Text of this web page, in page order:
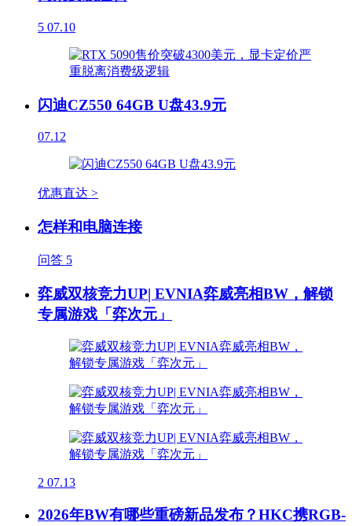
5 07.10
闪迪CZ550 64GB U盘43.9元
07.12
优惠直达 >
怎样和电脑连接
问答 5
弈威双核竞力UP| EVNIA弈威亮相BW，解锁
专属游戏「弈次元」
2 07.13
2026年BW有哪些重磅新品发布？HKC携RGB-